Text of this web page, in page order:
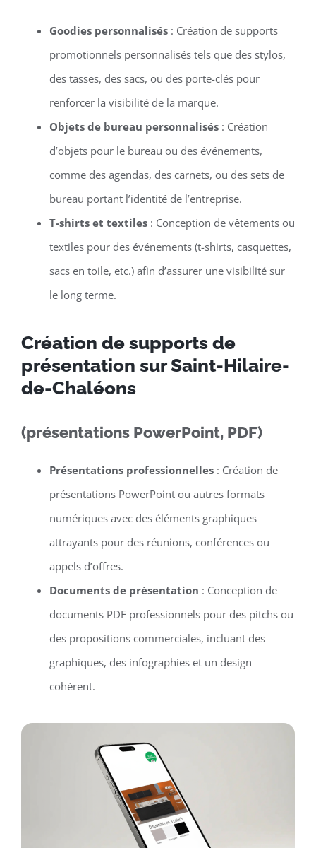
Goodies personnalisés: Création de supports
promotionnels personnalisés tels que des stylos,
des tasses, des sacs, ou des porte-clés pour
renforcer la visibilité de la marque.
Objets de bureau personnalisés: Création
d’objets pour le bureau ou des événements,
comme des agendas, des carnets, ou des sets de
bureau portant l’identité de l’entreprise.
T-shirts et textiles: Conception de vêtements ou
textiles pour des événements (t-shirts, casquettes,
sacs en toile, etc.) afin d’assurer une visibilité sur
le long terme.
Création de supports de
présentation sur Saint-Hilaire-
de-Chaléons
(présentations PowerPoint, PDF)
Présentations professionnelles: Création de
présentations PowerPoint ou autres formats
numériques avec des éléments graphiques
attrayants pour des réunions, conférences ou
appels d’offres.
Documents de présentation : Conception de
documents PDF professionnels pour des pitchs ou
des propositions commerciales, incluant des
graphiques, des infographies et un design
cohérent.